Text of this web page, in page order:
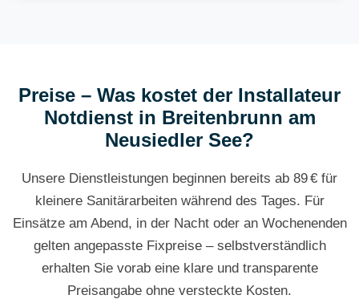
Preise – Was kostet der Installateur
Notdienst in Breitenbrunn am
Neusiedler See?
Unsere Dienstleistungen beginnen bereits ab 89 € für
kleinere Sanitärarbeiten während des Tages. Für
Einsätze am Abend, in der Nacht oder an Wochenenden
gelten angepasste Fixpreise – selbstverständlich
erhalten Sie vorab eine klare und transparente
Preisangabe ohne versteckte Kosten.